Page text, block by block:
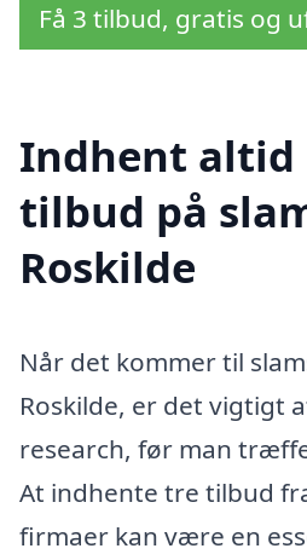
Få 3 tilbud, gratis og
Indhent altid
tilbud på
Roskilde
Når det kommer til
Roskilde, er det vigtigt
research, før man
At indhente tre tilbud
firmaer kan være en